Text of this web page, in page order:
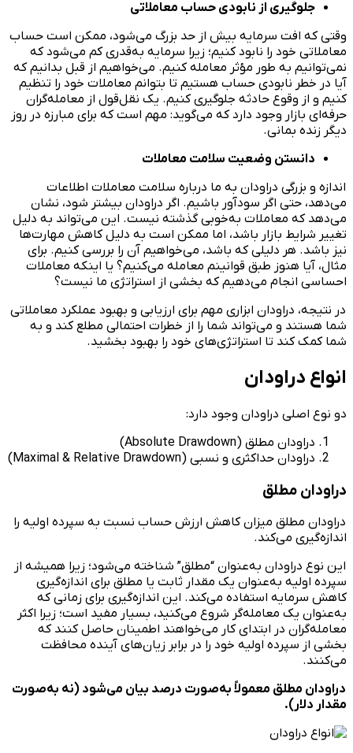
جلوگیری از نابودی حساب معاملاتی
وقتی که افت سرمایه بیش از حد بزرگ می‌شود، ممکن است حساب
معاملاتی خود را نابود کنیم؛ زیرا سرمایه به‌قدری کم می‌شود که
نمی‌توانیم به طور مؤثر معامله کنیم. می‌خواهیم از قبل بدانیم که
آیا در خطر نابودی حساب هستیم تا بتوانم معاملات خود را تنظیم
کنیم و از وقوع حادثه جلوگیری کنیم. یک نقل‌قول از معامله‌گران
حرفه‌ای بازار وجود دارد که می‌گوید: مهم است که برای مبارزه در روز
دیگر زنده بمانی.
دانستن وضعیت سلامت معاملات
اندازه و بزرگی دراودان به ما درباره سلامت معاملات اطلاعات
می‌دهد، حتی اگر سودآور باشیم. اگر دراودان بیشتر شود، نشان
می‌دهد که معاملات به‌خوبی گذشته نیست. این می‌تواند به دلیل
تغییر شرایط بازار باشد، اما ممکن است به دلیل کاهش مهارت‌ها
نیز باشد. هر دلیلی که باشد، می‌خواهیم آن را بررسی کنیم. برای
مثال، آیا هنوز طبق قوانینم معامله می‌کنیم؟ یا اینکه معاملات
احساسی انجام می‌دهیم که بخشی از استراتژی‌ ما نیست؟
در نتیجه، دراودان ابزاری مهم برای ارزیابی و بهبود عملکرد معاملاتی
شما هستند و می‌تواند شما را از خطرات احتمالی مطلع کند و به
شما کمک کند تا استراتژی‌های خود را بهبود بخشید.
انواع دراودان
دو نوع اصلی دراودان وجود دارد:
دراودان مطلق (Absolute Drawdown)
دراودان حداکثری و نسبی (Maximal & Relative Drawdown)
دراودان مطلق
دراودان مطلق میزان کاهش ارزش حساب نسبت به سپرده اولیه را
اندازه‌گیری می‌کند.
این نوع دراودان به‌عنوان “مطلق” شناخته می‌شود؛ زیرا همیشه از
سپرده اولیه به‌عنوان یک مقدار ثابت یا مطلق برای اندازه‌گیری
کاهش سرمایه استفاده می‌کند. این اندازه‌گیری برای زمانی که
به‌عنوان یک معامله‌گر شروع می‌کنید، بسیار مفید است؛ زیرا اکثر
معامله‌گران در ابتدای کار می‌خواهند اطمینان حاصل کنند که
بخشی از سپرده اولیه خود را در برابر زیان‌های آینده محافظت
می‌کنند.
دراودان مطلق معمولاً به‌صورت درصد بیان می‌شود (نه به‌صورت
مقدار دلار).